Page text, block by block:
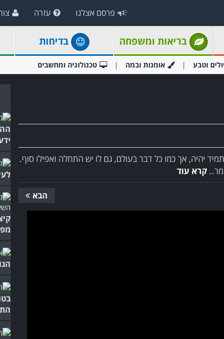
פרסם אצלנו עזרה
בריאות ומשפחה בדיחות
וטבע אומנות ובמה טכנולוגיה ומחשבים
יהיה, אך כמו כל דבר בעולם, גם לו יש התחלה ואפילו סוף.
קרא עוד
הבא
הגוף